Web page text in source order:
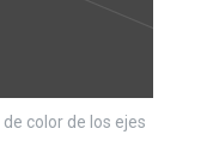
color de los ejes